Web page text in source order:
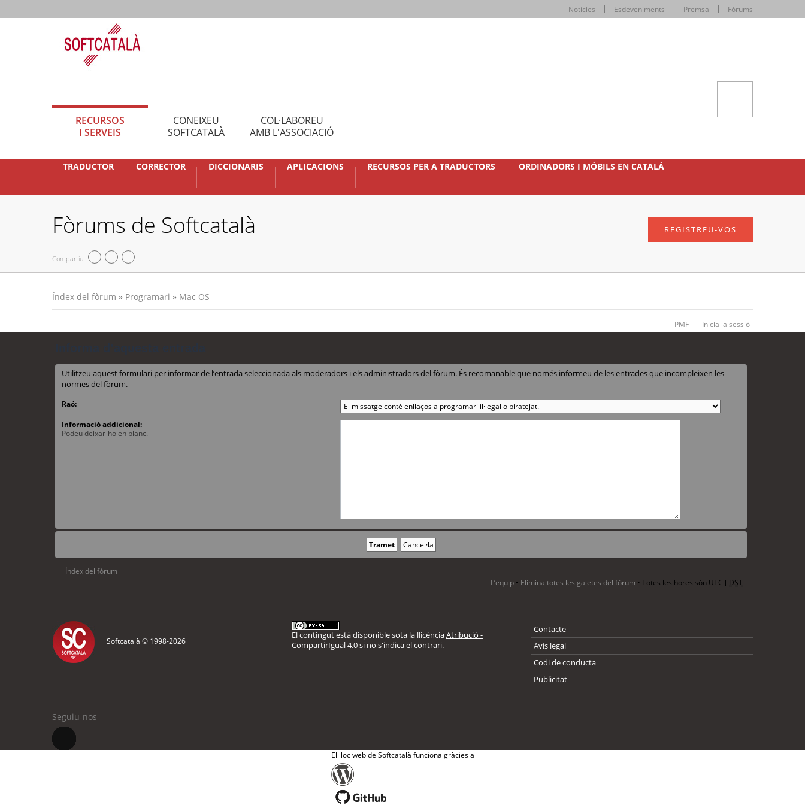
Notícies Esdeveniments Premsa Fòrums
RECURSOS
I SERVEIS
CONEIXEU
SOFTCATALÀ
COL·LABOREU
AMB L'ASSOCIACIÓ
TRADUCTOR CORRECTOR DICCIONARIS APLICACIONS RECURSOS PER A TRADUCTORS ORDINADORS I MÒBILS EN CATALÀ
Fòrums de Softcatalà
Compartiu
REGISTREU-VOS
Índex del fòrum » Programari » Mac OS
PMF Inicia la sessió
Utilitzeu aquest formulari per informar de l’entrada seleccionada als moderadors i els administradors del fòrum. És recomanable que només informeu de les entrades que incompleixen les
normes del fòrum.
Raó:
Informació addicional:
Podeu deixar-ho en blanc.
Índex del fòrum
L’equip • Elimina totes les galetes del fòrum • Totes les hores són UTC [ DST]
Softcatalà © 1998-2026
El contingut està disponible sota la llicènciaAtribució -
CompartirIgual 4.0si no s'indica el contrari.
Contacte
Avís legal
Codi de conducta
Publicitat
Seguiu-nos
El lloc web de Softcatalà funciona gràcies a